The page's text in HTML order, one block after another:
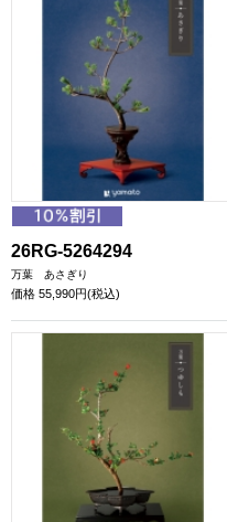
26RG-5264294
万葉 あさぎり
価格 55,990円(税込)